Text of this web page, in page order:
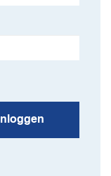
Inloggen